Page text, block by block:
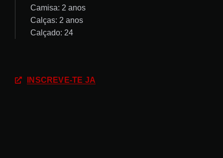
Camisa: 2 anos
Calças: 2 anos
Calçado: 24
INSCREVE-TE JÁ